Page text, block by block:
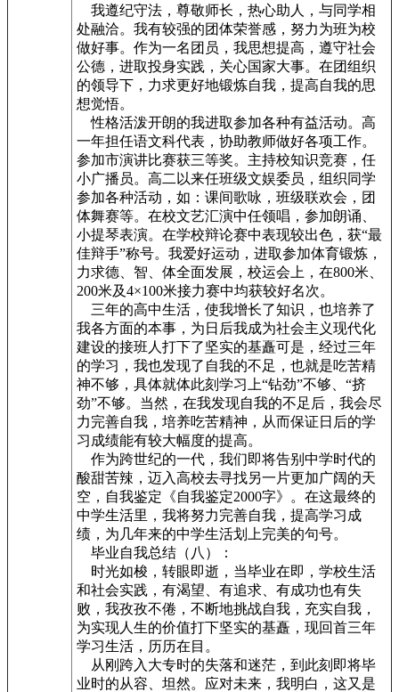
我遵纪守法，尊敬师长，热心助人，与同学相
处融洽。我有较强的团体荣誉感，努力为班为校
做好事。作为一名团员，我思想提高，遵守社会
公德，进取投身实践，关心国家大事。在团组织
的领导下，力求更好地锻炼自我，提高自我的思
想觉悟。
性格活泼开朗的我进取参加各种有益活动。高
一年担任语文科代表，协助教师做好各项工作。
参加市演讲比赛获三等奖。主持校知识竞赛，任
小广播员。高二以来任班级文娱委员，组织同学
参加各种活动，如：课间歌咏，班级联欢会，团
体舞赛等。在校文艺汇演中任领唱，参加朗诵、
小提琴表演。在学校辩论赛中表现较出色，获“最
佳辩手”称号。我爱好运动，进取参加体育锻炼，
力求德、智、体全面发展，校运会上，在800米、
200米及4×100米接力赛中均获较好名次。
三年的高中生活，使我增长了知识，也培养了
我各方面的本事，为日后我成为社会主义现代化
建设的接班人打下了坚实的基矗可是，经过三年
的学习，我也发现了自我的不足，也就是吃苦精
神不够，具体就体此刻学习上“钻劲”不够、“挤
劲”不够。当然，在我发现自我的不足后，我会尽
力完善自我，培养吃苦精神，从而保证日后的学
习成绩能有较大幅度的提高。
作为跨世纪的一代，我们即将告别中学时代的
酸甜苦辣，迈入高校去寻找另一片更加广阔的天
空，自我鉴定《自我鉴定2000字》。在这最终的
中学生活里，我将努力完善自我，提高学习成
绩，为几年来的中学生活划上完美的句号。
毕业自我总结（八）：
时光如梭，转眼即逝，当毕业在即，学校生活
和社会实践，有渴望、有追求、有成功也有失
败，我孜孜不倦，不断地挑战自我，充实自我，
为实现人生的价值打下坚实的基矗，现回首三年
学习生活，历历在目。
从刚跨入大专时的失落和迷茫，到此刻即将毕
业时的从容、坦然。应对未来，我明白，这又是